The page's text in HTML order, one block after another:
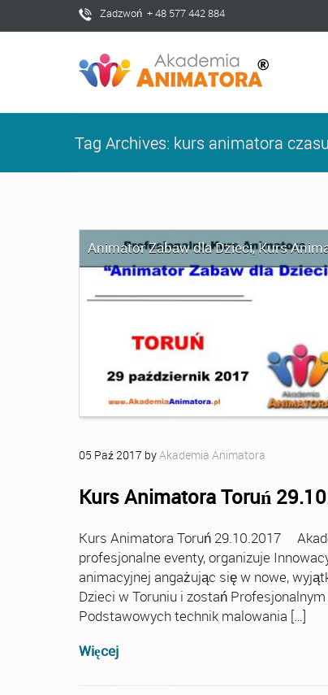
Zadzwoń + 48 577 442 884
Tag Archives: kurs animatora
Animator Zabaw dla Dzieci,Kurs
05 Paź2017 byAkademia Animatora
Kurs Animatora Toruń
Kurs Animatora Toruń 29.10.2017
profesjonalne eventy, organizuje
animacyjnej angażując się w nowe,
Dzieci w Toruniu i zostań
Podstawowych technik malowania […]
Więcej